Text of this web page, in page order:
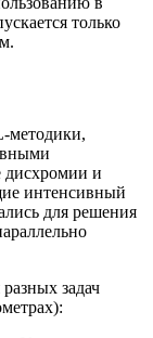
только
методики,
дисхромии и
интенсивный
для решения
задач